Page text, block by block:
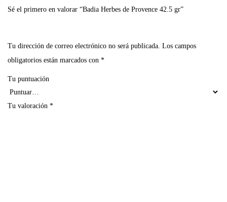
Sé el primero en valorar “Badia Herbes de Provence 42.5 gr”
Tu dirección de correo electrónico no será publicada. Los campos
obligatorios están marcados con *
Tu puntuación
Tu valoración *